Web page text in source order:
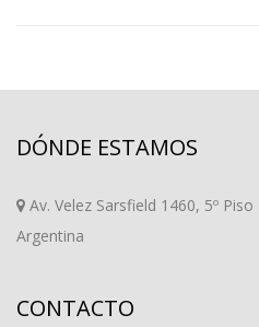
DÓNDE ESTAMOS
Av. Velez Sarsfield 1460, 5º
Argentina
CONTACTO